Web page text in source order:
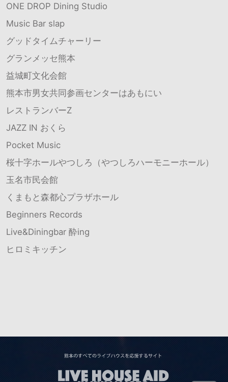
ONE DROP Dining Studio
Music Bar slap
グッドタイムチャーリー
グランメッセ熊本
益城町文化会館
熊本市男女共同参画センターはあもにい
レストランバーZ
JAZZ IN おくら
Pocket Music
桜十字ホールやつしろ（やつしろハーモニーホール）
玉名市民会館
くまもと森都心プラザホール
Beginners Records
Live&Diningbar 酔ing
ヒロミキッチン